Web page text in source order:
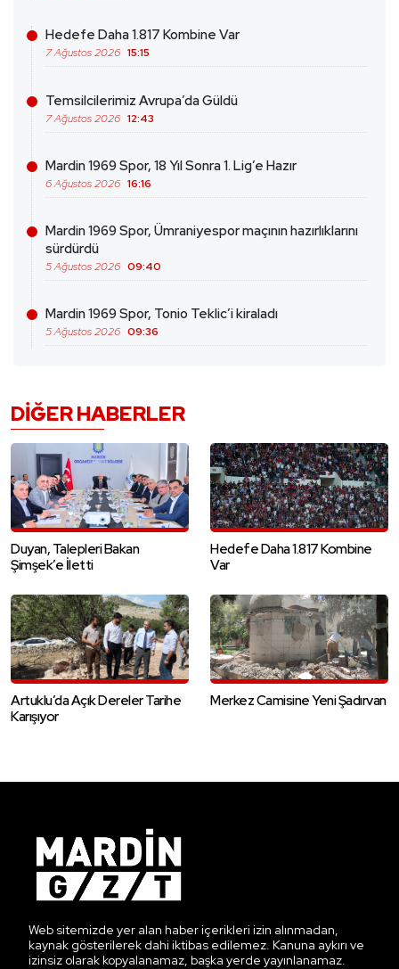
Hedefe Daha 1.817 Kombine Var
7 Ağustos 2026 15:15
Temsilcilerimiz Avrupa’da Güldü
7 Ağustos 2026 12:43
Mardin 1969 Spor, 18 Yıl Sonra 1. Lig’e Hazır
6 Ağustos 2026 16:16
Mardin 1969 Spor, Ümraniyespor maçının hazırlıklarını
sürdürdü
5 Ağustos 2026 09:40
Mardin 1969 Spor, Tonio Teklic’i kiraladı
5 Ağustos 2026 09:36
DIĞER HABERLER
Duyan, Talepleri Bakan
Şimşek’e İletti
Hedefe Daha 1.817 Kombine
Var
Artuklu’da Açık Dereler Tarihe
Karışıyor
Merkez Camisine Yeni Şadırvan
Web sitemizde yer alan haber içerikleri izin alınmadan,
kaynak gösterilerek dahi iktibas edilemez. Kanuna aykırı ve
izinsiz olarak kopyalanamaz, başka yerde yayınlanamaz.